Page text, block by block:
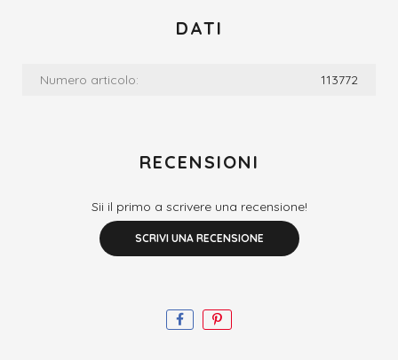
DATI
Numero articolo: 113772
RECENSIONI
Sii il primo a scrivere una recensione!
SCRIVI UNA RECENSIONE